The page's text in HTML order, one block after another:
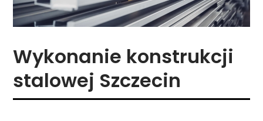
Wykonanie konstrukcji
stalowej Szczecin